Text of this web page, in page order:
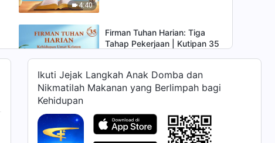
4:40
Firman Tuhan Harian: Tiga
Tahap Pekerjaan | Kutipan 35
9:36
Firman Tuhan Harian: Tiga
Ikuti Jejak Langkah Anak Domba dan
Nikmatilah Makanan yang Berlimpah bagi
Kehidupan